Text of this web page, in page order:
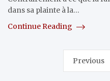
dans sa plainte à la…
Continue Reading
PaginationPrevious